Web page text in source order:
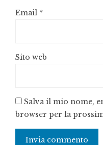
Email *
Sito web
Salva il mio nome,
browser per la